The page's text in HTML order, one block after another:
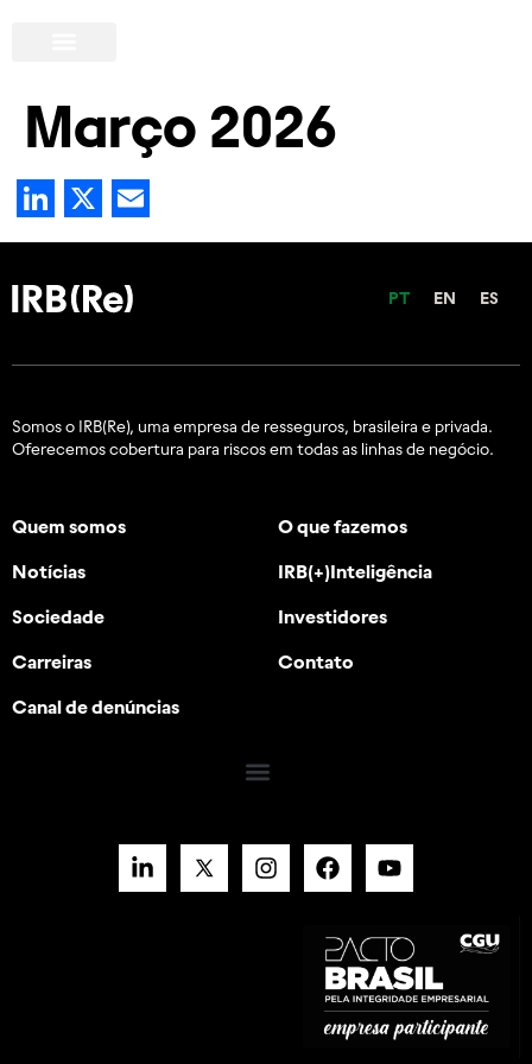
Março 2026
LinkedIn
X
PT EN ES
Somos o IRB(Re), uma empresa de resseguros, brasileira e privada.
Oferecemos cobertura para riscos em todas as linhas de negócio.
Quem somos O que fazemos
Notícias IRB(+)Inteligência
Sociedade Investidores
Carreiras Contato
Canal de denúncias